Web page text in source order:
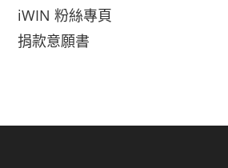
iWIN 粉絲專頁
捐款意願書